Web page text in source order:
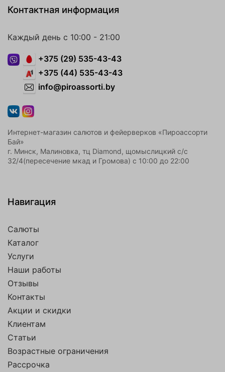
Контактная информация
Каждый день с 10:00 - 21:00
+375 (29) 535-43-43
+375 (44) 535-43-43
info@piroassorti.by
Интернет-магазин салютов и фейерверков «Пироассорти
Бай»
г. Минск, Малиновка, тц Diamond, щомыслицкий с/с
32/4(пересечение мкад и Громова) с 10:00 до 22:00
Навигация
Салюты
Каталог
Услуги
Наши работы
Отзывы
Контакты
Акции и скидки
Клиентам
Статьи
Возрастные ограничения
Рассрочка